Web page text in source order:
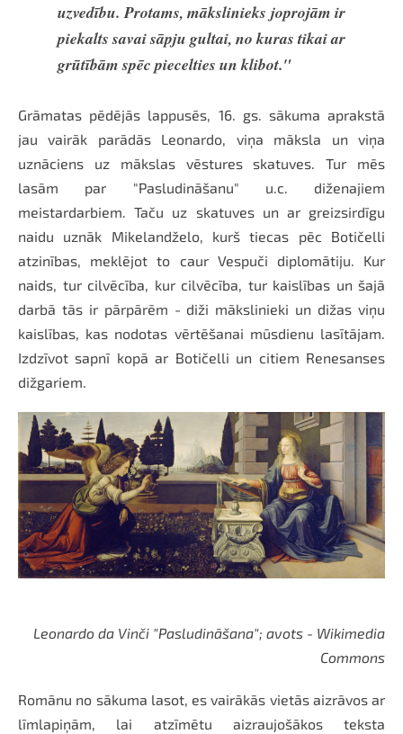
uzvedību. Protams, mākslinieks joprojām ir
piekalts savai sāpju gultai, no kuras tikai ar
grūtībām spēc piecelties un klibot."
Grāmatas pēdējās lappusēs, 16. gs. sākuma aprakstā
jau vairāk parādās Leonardo, viņa māksla un viņa
uznāciens uz mākslas vēstures skatuves. Tur mēs
lasām par "Pasludināšanu" u.c. diženajiem
meistardarbiem. Taču uz skatuves un ar greizsirdīgu
naidu uznāk Mikelandželo, kurš tiecas pēc Botičelli
atzinības, meklējot to caur Vespuči diplomātiju. Kur
naids, tur cilvēcība, kur cilvēcība, tur kaislības un šajā
darbā tās ir pārpārēm - diži mākslinieki un dižas viņu
kaislības, kas nodotas vērtēšanai mūsdienu lasītājam.
Izdzīvot sapnī kopā ar Botičelli un citiem Renesanses
dižgariem.
Leonardo da Vinči "Pasludināšana"; avots - Wikimedia
Commons
Romānu no sākuma lasot, es vairākās vietās aizrāvos ar
līmlapiņām, lai atzīmētu aizraujošākos teksta